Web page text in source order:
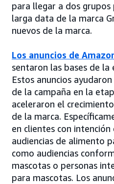
para llegar a dos grupos
larga data de la marca
nuevos de la marca.
Los anuncios de
sentaron las bases de
Estos anuncios
de la campaña en la
aceleraron el
de la marca.
en clientes con
audiencias de alimento
como audiencias
mascotas o personas
para mascotas. Los